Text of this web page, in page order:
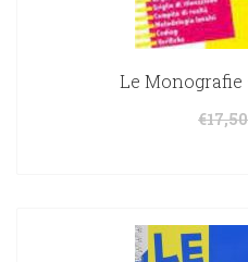
Le Monografie
€17,50